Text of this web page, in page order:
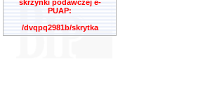
skrzynki podawczej e-
PUAP:
/dvqpq2981b/skrytka